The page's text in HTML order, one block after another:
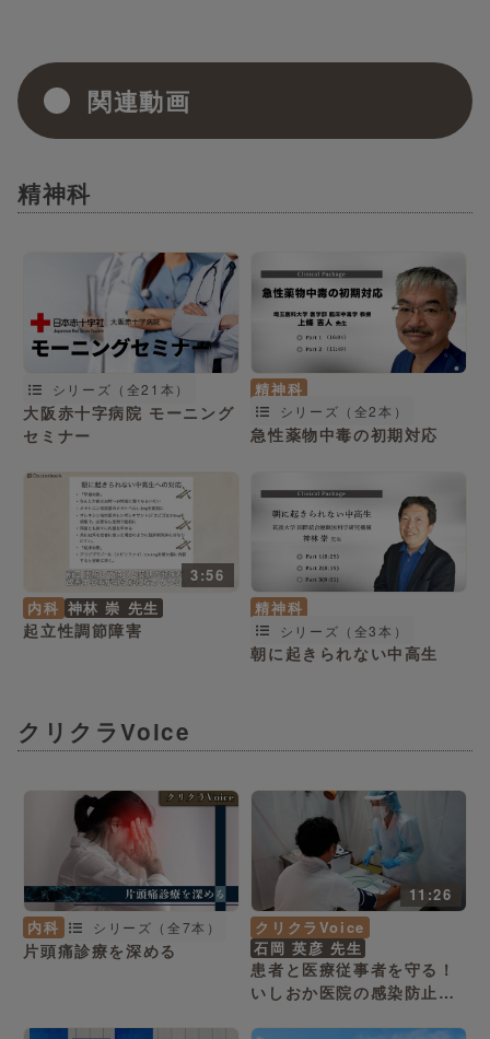
関連動画
精神科
シリーズ（全21本）
大阪赤十字病院 モーニング
セミナー
精神科
シリーズ（全2本）
急性薬物中毒の初期対応
3:56
内科 神林 崇 先生
起立性調節障害
精神科
シリーズ（全3本）
朝に起きられない中高生
クリクラVoice
内科 シリーズ（全7本）
片頭痛診療を深める
11:26
クリクラVoice
石岡 英彦 先生
患者と医療従事者を守る！
いしおか医院の感染防止対